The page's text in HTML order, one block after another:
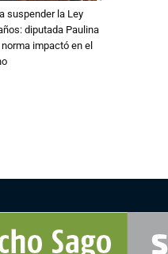
suspender la Ley
diputada Paulina
impactó en el